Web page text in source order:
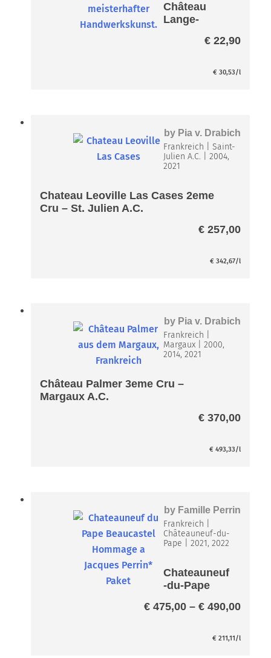
Château
Lange-
Sauternes
€22,90
€ 30,53/l
by Pia v. Drabich
Frankreich |Saint-
Julien A.C. |2004,
2021
Chateau Leoville Las Cases 2eme
Cru – St. Julien A.C.
€257,00
€ 342,67/l
by Pia v. Drabich
Frankreich
Margaux |2000,
2014, 2021
Château Palmer 3eme Cru –
Margaux A.C.
€370,00
€ 493,33/l
by Famille Perrin
Frankreich
Châteauneuf-du-
Pape |2021, 2022
Chateauneuf
-du-Pape
Hommage a
Perrin* Paket
€475,00 – €490,00
€
€ 211,11/l